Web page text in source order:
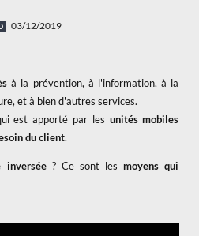
03/12/2019
à la prévention, à l'information, à la
et à bien d'autres services.
est apporté par les unités mobiles
du client.
inversée? Ce sont lesmoyens qui